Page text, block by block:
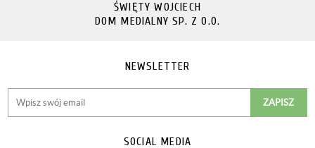
ŚWIĘTY WOJCIECH
DOM MEDIALNY SP. Z O.O.
NEWSLETTER
SOCIAL MEDIA